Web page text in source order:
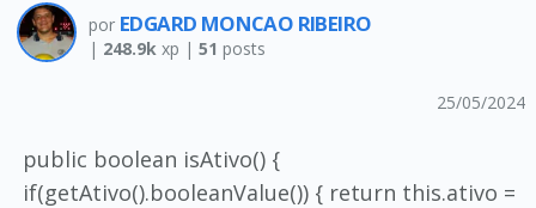
por EDGARD MONCAO RIBEIRO
| 248.9kxp | 51 posts
25/05/2024
public boolean isAtivo() {
if(getAtivo().booleanValue()) { return this.ativo =